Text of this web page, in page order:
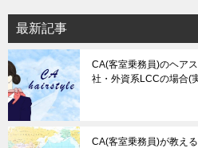
最新記事
CA(客室乗務員)のヘア
社・外資系LCCの場合(
CA(客室乗務員)が教え